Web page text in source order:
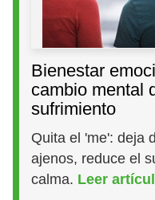
Bienestar
cambio mental
sufrimiento
Quita el 'me': deja
ajenos, reduce el
calma. Leer